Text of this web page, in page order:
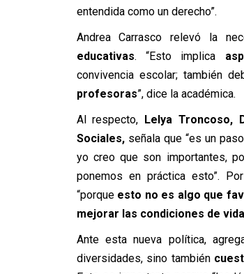
entendida como un derecho”.
Andrea Carrasco relevó la
educativas. “Esto implica
convivencia escolar; también
profesoras”, dice la académica.
Al respecto, Lelya Troncoso,
Sociales,señala que “es un
yo creo que son importantes,
ponemos en práctica esto”.
“porque esto no es algo que
mejorar las condiciones de
Ante esta nueva política,
diversidades, sino también